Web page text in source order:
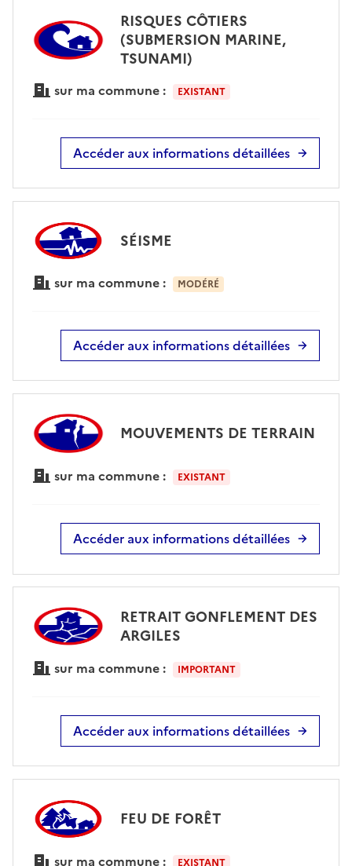
RISQUES CÔTIERS
(SUBMERSION MARINE,
TSUNAMI)
sur ma commune : EXISTANT
Accéder aux informations détaillées
SÉISME
sur ma commune : MODÉRÉ
Accéder aux informations détaillées
MOUVEMENTS DE TERRAIN
sur ma commune : EXISTANT
Accéder aux informations détaillées
RETRAIT GONFLEMENT DES
ARGILES
sur ma commune : IMPORTANT
Accéder aux informations détaillées
FEU DE FORÊT
sur ma commune : EXISTANT